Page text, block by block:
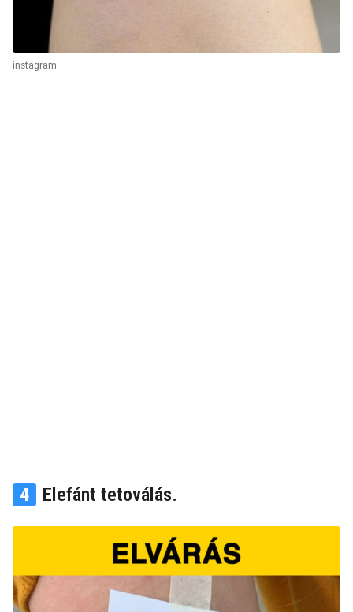
instagram
4 Elefánt tetoválás.